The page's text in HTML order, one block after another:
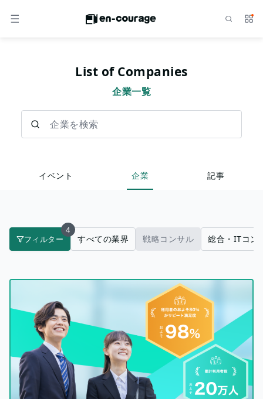
メニュー サ
List of Companies
企業一覧
イベント 企業 記事
フィルター
4
すべての業界 戦略コンサル 総合・ITコン